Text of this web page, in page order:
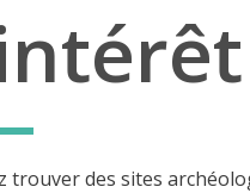
des sites